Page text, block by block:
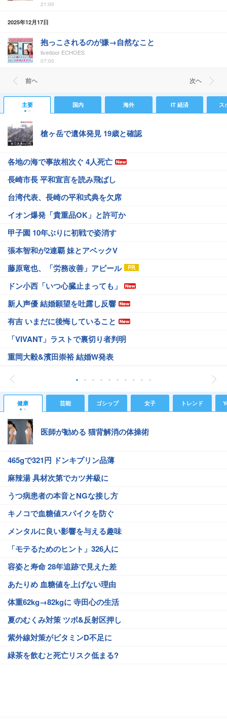
21:00
2025年12月17日
抱っこされるのが嫌→自然なこと
livedoor ECHOES
07:00
前ヘ 次ヘ
主要 国内 海外 IT 経済 ス
槍ヶ岳で遺体発見 19歳と確認
各地の海で事故相次ぐ 4人死亡
長崎市長 平和宣言を読み飛ばし
台湾代表、長崎の平和式典を欠席
イオン爆発「貴重品OK」と許可か
甲子園 10年ぶりに初戦で姿消す
張本智和が2連覇 妹とアベックV
藤原竜也、「労務改善」アピール
ドン小西「いつ心臓止まっても」
新人声優 結婚願望を吐露し反響
有吉 いまだに後悔していること
「VIVANT」ラストで裏切り者判明
重岡大毅&濱田崇裕 結婚W発表
健康 芸能 ゴシップ 女子 トレンド
医師が勧める 猫背解消の体操術
465gで321円 ドンキプリン品薄
麻辣湯 具材次第でカツ丼級に
うつ病患者の本音とNGな接し方
キノコで血糖値スパイクを防ぐ
メンタルに良い影響を与える趣味
「モテるためのヒント」326人に
容姿と寿命 28年追跡で見えた差
あたりめ 血糖値を上げない理由
体重62kg→82kgに 寺田心の生活
夏のむくみ対策 ツボ&反射区押し
紫外線対策がビタミンD不足に
緑茶を飲むと死亡リスク低まる?